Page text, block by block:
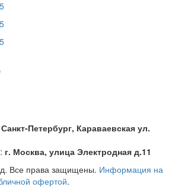
Санкт-Петербург, Караваевская ул.
г. Москва, улица Электродная д.11
. Все права защищены. Информация на
офертой.